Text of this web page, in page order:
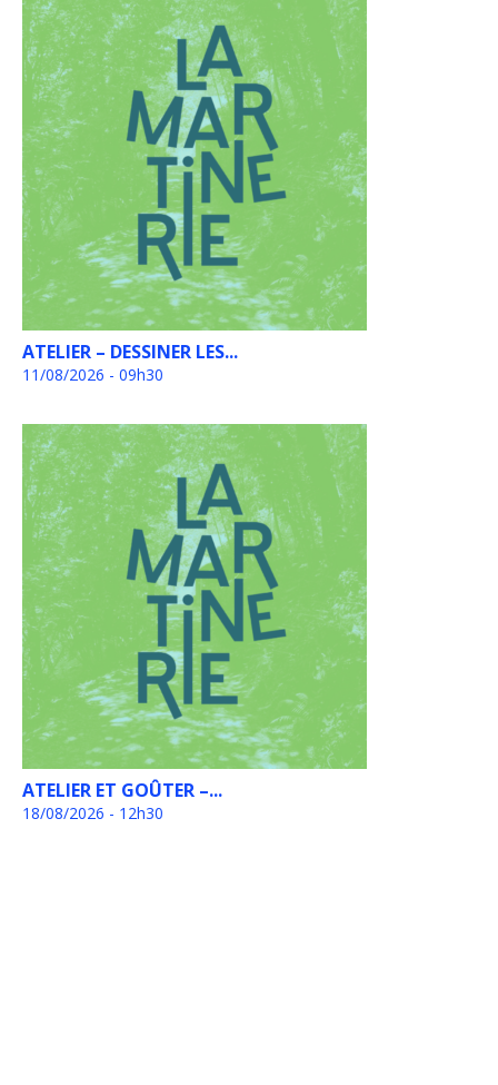
ATELIER – DESSINER LES...
11/08/2026 - 09h30
ATELIER ET GOÛTER –...
18/08/2026 - 12h30